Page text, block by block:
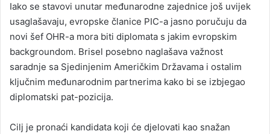
Iako se stavovi unutar međunarodne zajednice još uvijek
usaglašavaju, evropske članice PIC-a jasno poručuju da
novi šef OHR-a mora biti diplomata s jakim evropskim
backgroundom. Brisel posebno naglašava važnost
saradnje sa Sjedinjenim Američkim Državama i ostalim
ključnim međunarodnim partnerima kako bi se izbjegao
diplomatski pat-pozicija.
Cilj je pronaći kandidata koji će djelovati kao snažan